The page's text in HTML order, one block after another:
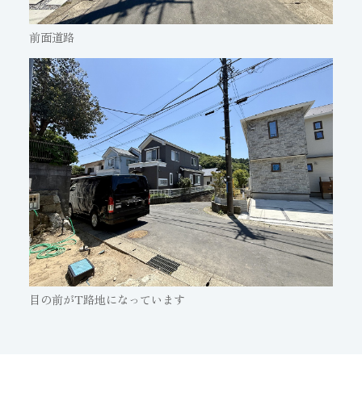
前面道路
目の前がT路地になっています